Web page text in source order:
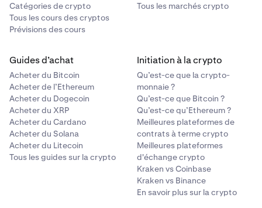
Catégories de crypto
Tous les cours des cryptos
Prévisions des cours
Tous les marchés crypto
Guides d’achat
Acheter du Bitcoin
Acheter de l’Ethereum
Acheter du Dogecoin
Acheter du XRP
Acheter du Cardano
Acheter du Solana
Acheter du Litecoin
Tous les guides sur la crypto
Initiation à la crypto
Qu’est-ce que la crypto-
monnaie ?
Qu’est-ce que Bitcoin ?
Qu’est-ce qu’Ethereum ?
Meilleures plateformes de
contrats à terme crypto
Meilleures plateformes
d'échange crypto
Kraken vs Coinbase
Kraken vs Binance
En savoir plus sur la crypto